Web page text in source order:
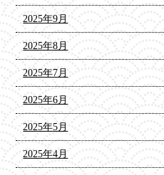
2025年9月
2025年8月
2025年7月
2025年6月
2025年5月
2025年4月